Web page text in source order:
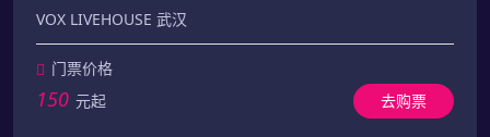
VOX LIVEHOUSE 武汉
门票价格
150 元起 去购票